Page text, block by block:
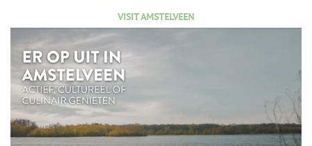
VISIT AMSTELVEEN